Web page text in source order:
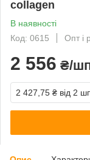
collagen
В наявності
Код: 0615
Опт і
2 556 ₴/
2 427,75 ₴ від 2